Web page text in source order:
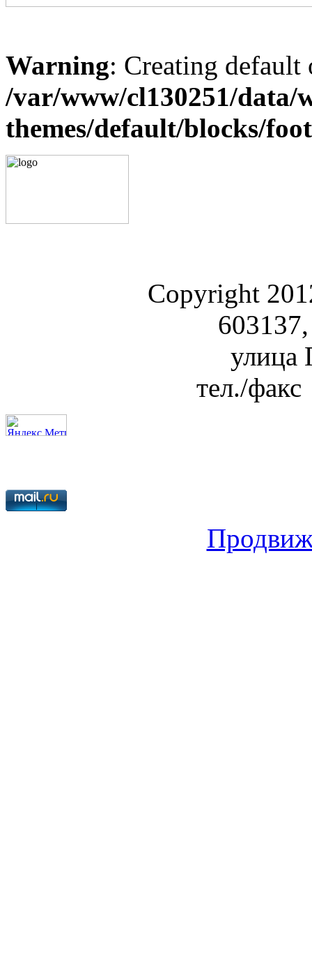
Warning: Creating
/var/www/cl130251/data/
themes/default/blocks/
Copyright
улица
тел./